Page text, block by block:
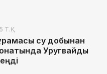
Т.Қ.
су добынан
Уругвайды